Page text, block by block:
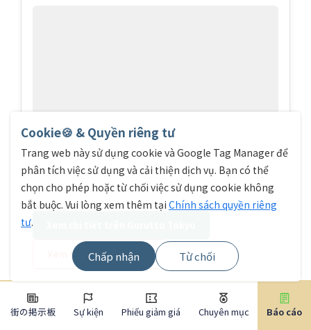
Xem trên Google Maps
街の掲示板 Sự kiện Phiếu giảm giá Chuyên mục Báo cáo
Cookie🍪 & Quyền riêng tư
Trang web này sử dụng cookie và Google Tag Manager để
phân tích việc sử dụng và cải thiện dịch vụ. Bạn có thể
chọn cho phép hoặc từ chối việc sử dụng cookie không
bắt buộc. Vui lòng xem thêm tại Chính sách quyền riêng
tư.
Chấp nhận Từ chối